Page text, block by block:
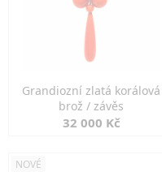
Grandiozní zlatá korálová
brož / závěs
32 000 Kč
NOVÉ